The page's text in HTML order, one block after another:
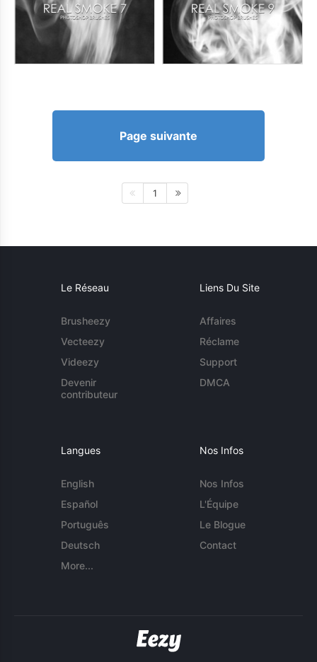
Page suivante
1
Le Réseau
Brusheezy
Vecteezy
Videezy
Devenir
contributeur
Liens Du Site
Affaires
Réclame
Support
DMCA
Langues
English
Español
Português
Deutsch
More...
Nos Infos
Nos Infos
L'Équipe
Le Blogue
Contact